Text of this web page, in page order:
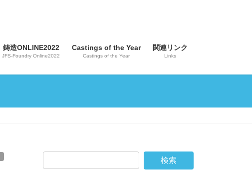
鋳造ONLINE2022
JFS-Foundry Online2022
Castings of the Year
Castings of the Year
関連リンク
Links